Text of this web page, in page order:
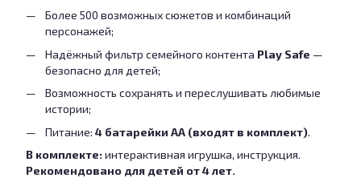
Более 500 возможных сюжетов и комбинаций
персонажей;
Надёжный фильтр семейного контента Play Safe —
безопасно для детей;
Возможность сохранять и переслушивать любимые
истории;
Питание: 4 батарейки АА (входят в комплект).
В комплекте: интерактивная игрушка, инструкция.
Рекомендовано для детей от 4 лет.